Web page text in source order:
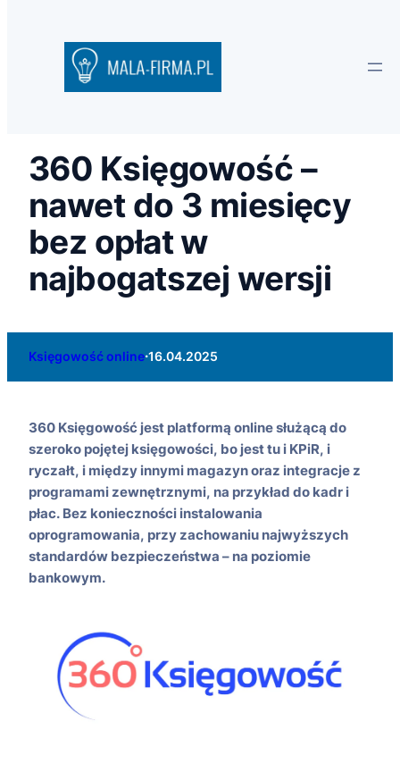
360 Księgowość –
nawet do 3 miesięcy
bez opłat w
najbogatszej wersji
Księgowość online·16.04.2025
360 Księgowość jest platformą online służącą do
szeroko pojętej księgowości, bo jest tu i KPiR, i
ryczałt, i między innymi magazyn oraz integracje z
programami zewnętrznymi, na przykład do kadr i
płac. Bez konieczności instalowania
oprogramowania, przy zachowaniu najwyższych
standardów bezpieczeństwa – na poziomie
bankowym.